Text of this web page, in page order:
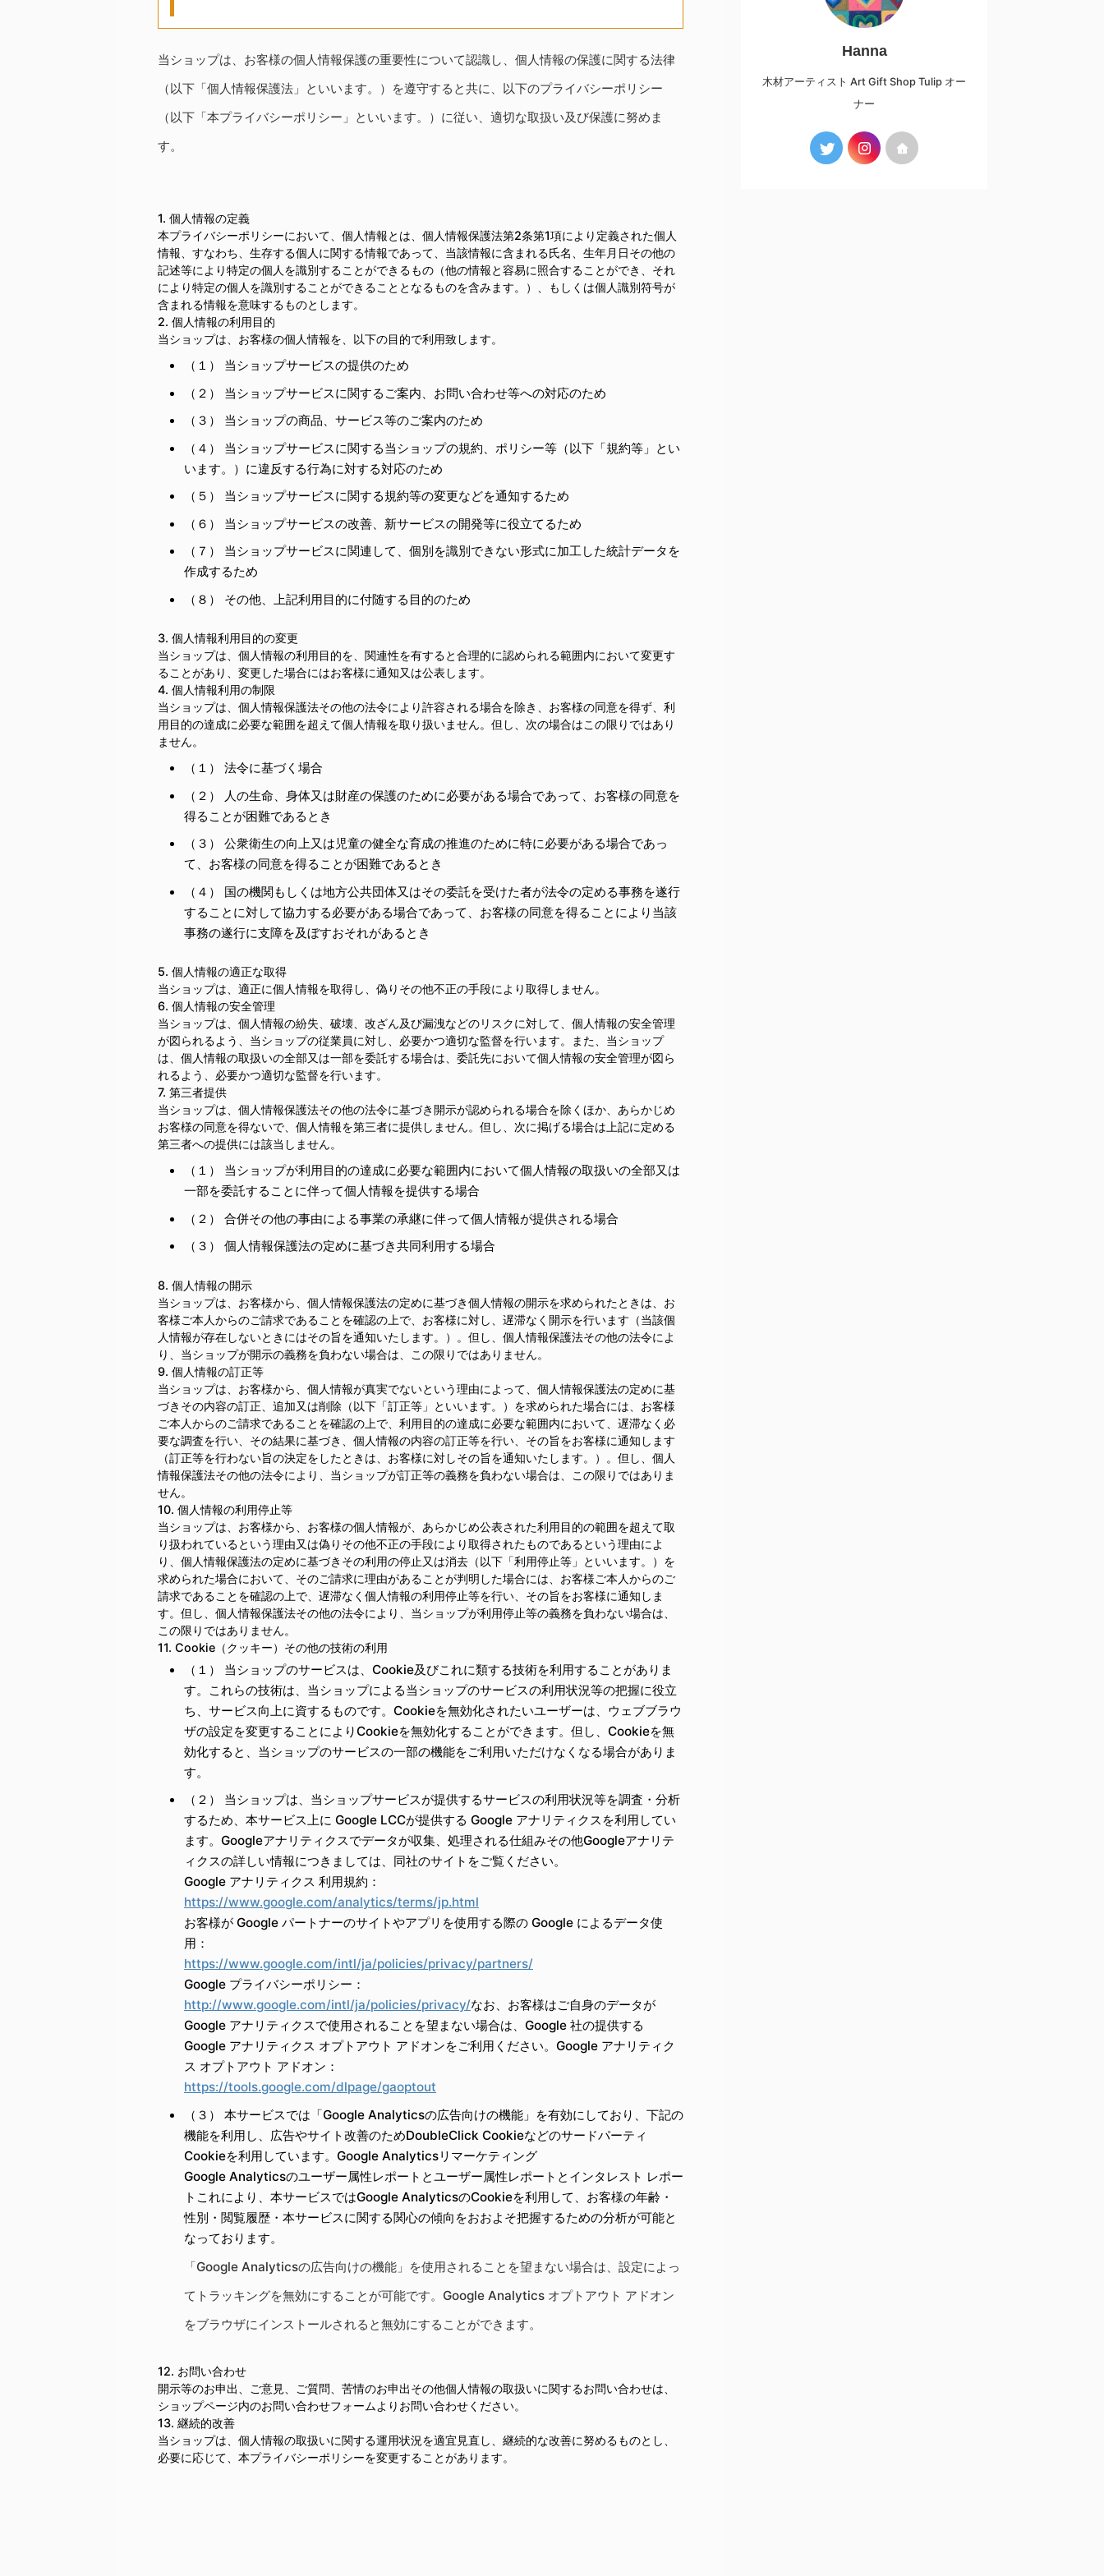
当ショップは、お客様の個人情報保護の重要性について認識し、個人情報の保護に関する法律
（以下「個人情報保護法」といいます。）を遵守すると共に、以下のプライバシーポリシー
（以下「本プライバシーポリシー」といいます。）に従い、適切な取扱い及び保護に努めま
す。
1. 個人情報の定義
本プライバシーポリシーにおいて、個人情報とは、個人情報保護法第2条第1項により定義された個人
情報、すなわち、生存する個人に関する情報であって、当該情報に含まれる氏名、生年月日その他の
記述等により特定の個人を識別することができるもの（他の情報と容易に照合することができ、それ
により特定の個人を識別することができることとなるものを含みます。）、もしくは個人識別符号が
含まれる情報を意味するものとします。
2. 個人情報の利用目的
当ショップは、お客様の個人情報を、以下の目的で利用致します。
（１） 当ショップサービスの提供のため
（２） 当ショップサービスに関するご案内、お問い合わせ等への対応のため
（３） 当ショップの商品、サービス等のご案内のため
（４） 当ショップサービスに関する当ショップの規約、ポリシー等（以下「規約等」とい
います。）に違反する行為に対する対応のため
（５） 当ショップサービスに関する規約等の変更などを通知するため
（６） 当ショップサービスの改善、新サービスの開発等に役立てるため
（７） 当ショップサービスに関連して、個別を識別できない形式に加工した統計データを
作成するため
（８） その他、上記利用目的に付随する目的のため
3. 個人情報利用目的の変更
当ショップは、個人情報の利用目的を、関連性を有すると合理的に認められる範囲内において変更す
ることがあり、変更した場合にはお客様に通知又は公表します。
4. 個人情報利用の制限
当ショップは、個人情報保護法その他の法令により許容される場合を除き、お客様の同意を得ず、利
用目的の達成に必要な範囲を超えて個人情報を取り扱いません。但し、次の場合はこの限りではあり
ません。
（１） 法令に基づく場合
（２） 人の生命、身体又は財産の保護のために必要がある場合であって、お客様の同意を
得ることが困難であるとき
（３） 公衆衛生の向上又は児童の健全な育成の推進のために特に必要がある場合であっ
て、お客様の同意を得ることが困難であるとき
（４） 国の機関もしくは地方公共団体又はその委託を受けた者が法令の定める事務を遂行
することに対して協力する必要がある場合であって、お客様の同意を得ることにより当該
事務の遂行に支障を及ぼすおそれがあるとき
5. 個人情報の適正な取得
当ショップは、適正に個人情報を取得し、偽りその他不正の手段により取得しません。
6. 個人情報の安全管理
当ショップは、個人情報の紛失、破壊、改ざん及び漏洩などのリスクに対して、個人情報の安全管理
が図られるよう、当ショップの従業員に対し、必要かつ適切な監督を行います。また、当ショップ
は、個人情報の取扱いの全部又は一部を委託する場合は、委託先において個人情報の安全管理が図ら
れるよう、必要かつ適切な監督を行います。
7. 第三者提供
当ショップは、個人情報保護法その他の法令に基づき開示が認められる場合を除くほか、あらかじめ
お客様の同意を得ないで、個人情報を第三者に提供しません。但し、次に掲げる場合は上記に定める
第三者への提供には該当しません。
（１） 当ショップが利用目的の達成に必要な範囲内において個人情報の取扱いの全部又は
一部を委託することに伴って個人情報を提供する場合
（２） 合併その他の事由による事業の承継に伴って個人情報が提供される場合
（３） 個人情報保護法の定めに基づき共同利用する場合
8. 個人情報の開示
当ショップは、お客様から、個人情報保護法の定めに基づき個人情報の開示を求められたときは、お
客様ご本人からのご請求であることを確認の上で、お客様に対し、遅滞なく開示を行います（当該個
人情報が存在しないときにはその旨を通知いたします。）。但し、個人情報保護法その他の法令によ
り、当ショップが開示の義務を負わない場合は、この限りではありません。
9. 個人情報の訂正等
当ショップは、お客様から、個人情報が真実でないという理由によって、個人情報保護法の定めに基
づきその内容の訂正、追加又は削除（以下「訂正等」といいます。）を求められた場合には、お客様
ご本人からのご請求であることを確認の上で、利用目的の達成に必要な範囲内において、遅滞なく必
要な調査を行い、その結果に基づき、個人情報の内容の訂正等を行い、その旨をお客様に通知します
（訂正等を行わない旨の決定をしたときは、お客様に対しその旨を通知いたします。）。但し、個人
情報保護法その他の法令により、当ショップが訂正等の義務を負わない場合は、この限りではありま
せん。
10. 個人情報の利用停止等
当ショップは、お客様から、お客様の個人情報が、あらかじめ公表された利用目的の範囲を超えて取
り扱われているという理由又は偽りその他不正の手段により取得されたものであるという理由によ
り、個人情報保護法の定めに基づきその利用の停止又は消去（以下「利用停止等」といいます。）を
求められた場合において、そのご請求に理由があることが判明した場合には、お客様ご本人からのご
請求であることを確認の上で、遅滞なく個人情報の利用停止等を行い、その旨をお客様に通知しま
す。但し、個人情報保護法その他の法令により、当ショップが利用停止等の義務を負わない場合は、
この限りではありません。
11. Cookie（クッキー）その他の技術の利用
（１） 当ショップのサービスは、Cookie及びこれに類する技術を利用することがありま
す。これらの技術は、当ショップによる当ショップのサービスの利用状況等の把握に役立
ち、サービス向上に資するものです。Cookieを無効化されたいユーザーは、ウェブブラウ
ザの設定を変更することによりCookieを無効化することができます。但し、Cookieを無
効化すると、当ショップのサービスの一部の機能をご利用いただけなくなる場合がありま
す。
（２） 当ショップは、当ショップサービスが提供するサービスの利用状況等を調査・分析
するため、本サービス上に Google LCCが提供する Google アナリティクスを利用してい
ます。Googleアナリティクスでデータが収集、処理される仕組みその他Googleアナリテ
ィクスの詳しい情報につきましては、同社のサイトをご覧ください。
Google アナリティクス 利用規約：
https://www.google.com/analytics/terms/jp.html
お客様が Google パートナーのサイトやアプリを使用する際の Google によるデータ使
用：
https://www.google.com/intl/ja/policies/privacy/partners/
Google プライバシーポリシー：
http://www.google.com/intl/ja/policies/privacy/なお、お客様はご自身のデータが
Google アナリティクスで使用されることを望まない場合は、Google 社の提供する
Google アナリティクス オプトアウト アドオンをご利用ください。 Google アナリティク
ス オプトアウト アドオン：
https://tools.google.com/dlpage/gaoptout
（３） 本サービスでは「Google Analyticsの広告向けの機能」を有効にしており、下記の
機能を利用し、広告やサイト改善のためDoubleClick Cookieなどのサードパーティ
Cookieを利用しています。 Google Analyticsリマーケティング
Google Analyticsのユーザー属性レポートとユーザー属性レポートとインタレスト レポー
ト これにより、本サービスではGoogle AnalyticsのCookieを利用して、お客様の年齢・
性別・閲覧履歴・本サービスに関する関心の傾向をおおよそ把握するための分析が可能と
なっております。
「Google Analyticsの広告向けの機能」を使用されることを望まない場合は、設定によっ
てトラッキングを無効にすることが可能です。Google Analytics オプトアウト アドオン
をブラウザにインストールされると無効にすることができます。
12. お問い合わせ
開示等のお申出、ご意見、ご質問、苦情のお申出その他個人情報の取扱いに関するお問い合わせは、
ショップページ内のお問い合わせフォームよりお問い合わせください。
13. 継続的改善
当ショップは、個人情報の取扱いに関する運用状況を適宜見直し、継続的な改善に努めるものとし、
必要に応じて、本プライバシーポリシーを変更することがあります。
Hanna
木材アーティスト Art Gift Shop Tulip オー
ナー